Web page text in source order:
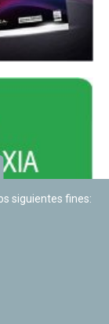
siguientes fines: